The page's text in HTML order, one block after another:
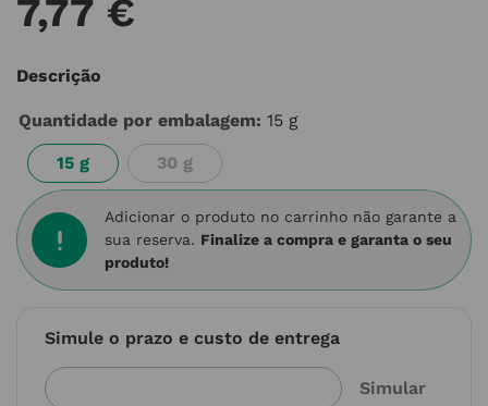
7,77 €
Descrição
Quantidade por embalagem: 15 g
15 g 30 g
Adicionar o produto no carrinho não garante a
sua reserva. Finalize a compra e garanta o seu
produto!
Simule o prazo e custo de entrega